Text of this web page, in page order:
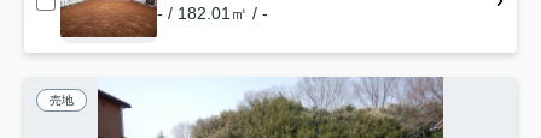
- / 182.01㎡ / -
売地